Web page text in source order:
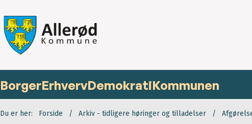
BorgerErhvervDemokratiKommunen
Du er her: Forside Arkiv - tidligere høringer og tilladelser